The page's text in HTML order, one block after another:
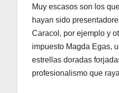
Muy escasos son los
hayan sido
Caracol, por ejemplo y
impuesto Magda Egas,
estrellas doradas
profesionalismo que